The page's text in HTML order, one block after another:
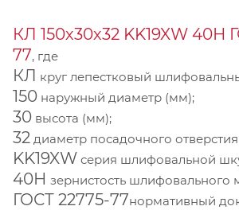
КЛ 150х30х32 KK19XW 40Н
77, где
КЛ круг лепестковый
150 наружный диаметр (мм);
30 высота (мм);
32 диаметр посадочного
KK19XW серия шлифовальной
40Н зернистость шлифовального
ГОСТ 22775-77нормативный